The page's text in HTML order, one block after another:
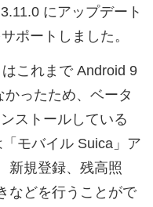
にアップデート
ポートしました。
これまで Android 9
ったため、ベータ
ストールしている
「モバイル Suica」ア
新規登録、残高照
などを行うことがで